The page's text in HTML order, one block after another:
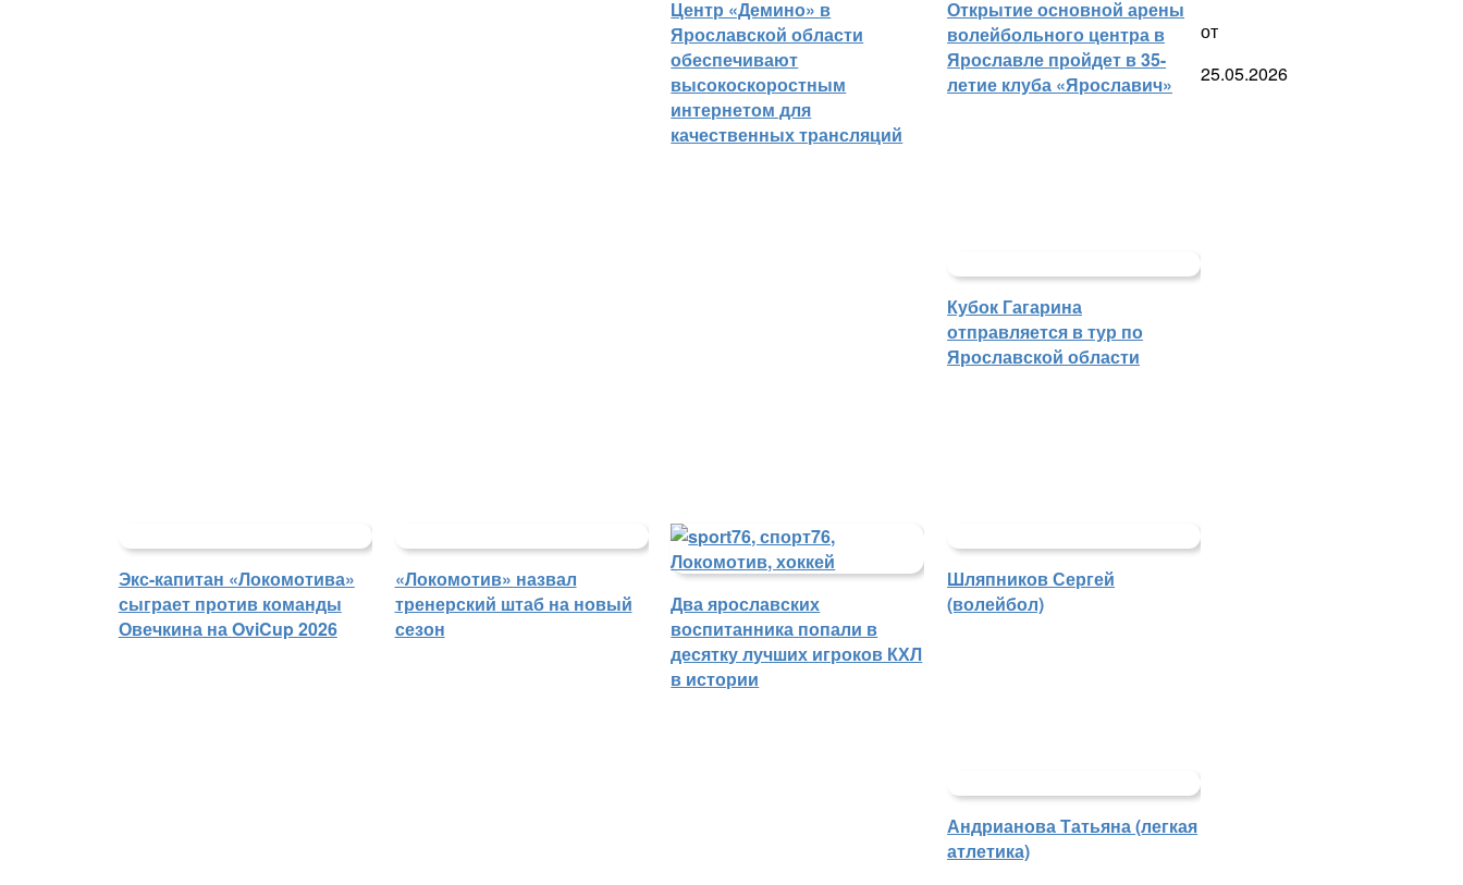
Центр «Демино» в
Ярославской области
обеспечивают
высокоскоростным
интернетом для
качественных трансляций
Открытие основной арены
волейбольного центра в
Ярославле пройдет в 35-
летие клуба «Ярославич»
Кубок Гагарина
отправляется в тур по
Ярославской области
Экс-капитан «Локомотива»
сыграет против команды
Овечкина на OviCup 2026
«Локомотив» назвал
тренерский штаб на новый
сезон
Два ярославских
воспитанника попали в
десятку лучших игроков КХЛ
в истории
Шляпников Сергей
(волейбол)
Андрианова Татьяна (легкая
атлетика)
от
25.05.2026